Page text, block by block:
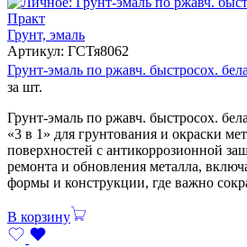
Грунт, эмаль
Артикул: ГСТя8062
Грунт-эмаль по ржавч. быстросох.
за шт.
Грунт-эмаль по ржавч. быстросох.
«3 в 1» для грунтования и окраски
поверхностей с антикоррозионной
ремонта и обновления металла,
формы и конструкции, где важно
В корзину